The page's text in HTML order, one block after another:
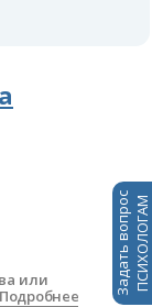
или
Подробнее Задать вопросПСИХОЛОГАМ